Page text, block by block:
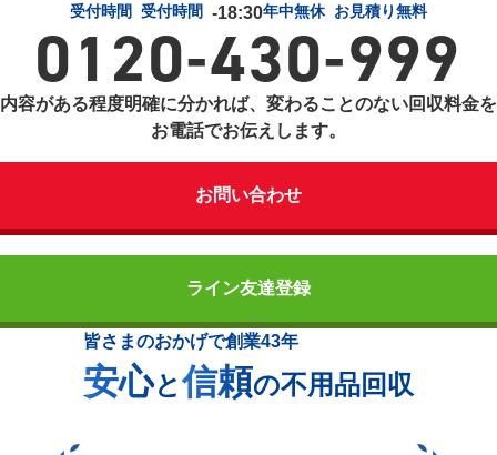
受付時間 受付時間 -18:30年中無休 お見積り無料
0120-430-999
内容がある程度明確に分かれば、変わることのない回収料金を
お電話でお伝えします。
お問い合わせ
ライン友達登録
皆さまのおかげで創業43年
安心と信頼の不用品回収